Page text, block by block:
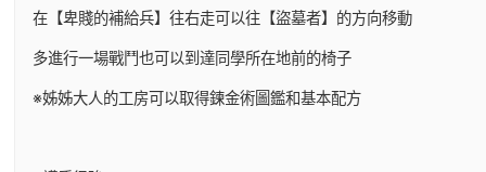
在【卑賤的補給兵】往右走可以往【盜墓者】的方向移動
多進行一場戰鬥也可以到達同學所在地前的椅子
※姊姊大人的工房可以取得鍊金術圖鑑和基本配方